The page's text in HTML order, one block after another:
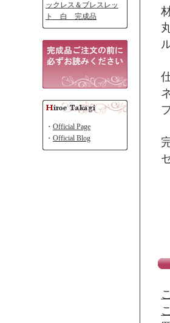
ックレス＆ブレスレッ
ト 白 完成品
・ Official Page
・ Official Blog